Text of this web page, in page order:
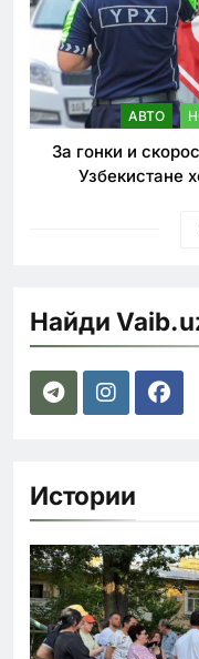
АВТО
За гонки и
Узбекистане
Найди
Истории